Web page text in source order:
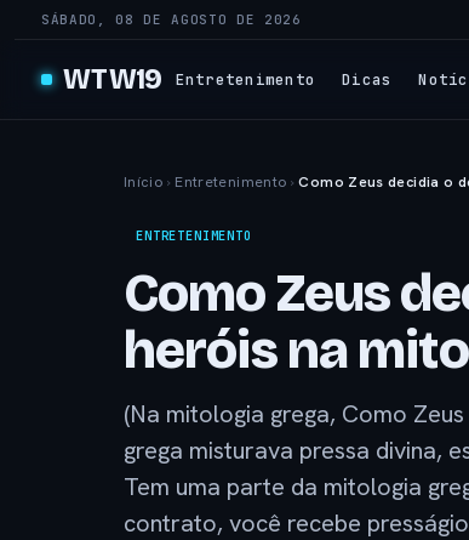
SÁBADO, 08 DE AGOSTO DE 2026
WTW19 Entretenimento Dicas
Início › Entretenimento › Como Zeus decidia o
ENTRETENIMENTO
Como Zeus
heróis na
(Na mitologia grega, Como
grega misturava pressa divina,
Tem uma parte da mitologia
contrato, você recebe